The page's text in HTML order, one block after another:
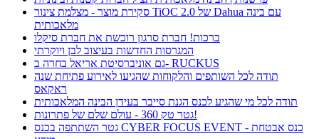
סקירת מוצר - מצלמת צינור TiOC 2.0 של Dahua עם בינה
מלאכותית
ברכות! חברת סרגון רוכשת את חברת סיקלו
המגרסות החדשות בעיצוב לבן ויוקרתי
גם אוניברסיטת אריאל בחרה ב- RUCKUS
תודה לכל השותפים והלקוחות שהגיעו לאירוע פתיחת שנה
ראקאס
תודה לכל מי שהגיע לכנס הגנת סייבר בעידן הבינה המלאכותית
גטר טק 360 - עולם שלם של פתרונות!
גטר השתתפה בכנס CYBER FOCUS EVENT - כנס אבטחת